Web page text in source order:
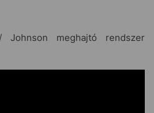
Johnson meghajtó rendszer